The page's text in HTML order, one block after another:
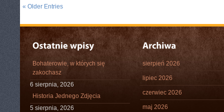
« Older Entries
Bohaterowie, w których się
zakochasz
6 sierpnia, 2026
Historia Jednego Zdjęcia
5 sierpnia, 2026
sierpień 2026
lipiec 2026
czerwiec 2026
maj 2026